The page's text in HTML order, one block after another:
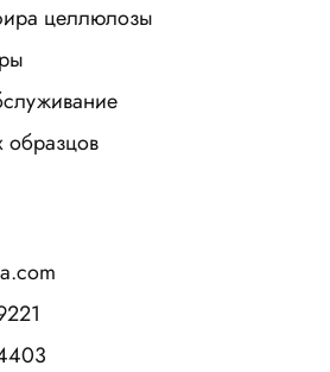
целлюлозы
образцов